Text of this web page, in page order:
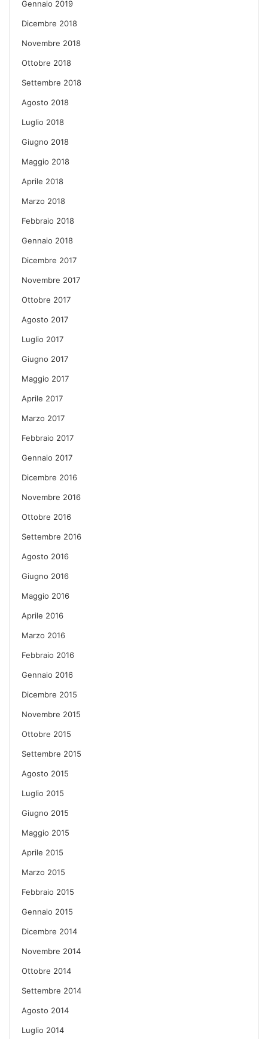
Gennaio 2019
Dicembre 2018
Novembre 2018
Ottobre 2018
Settembre 2018
Agosto 2018
Luglio 2018
Giugno 2018
Maggio 2018
Aprile 2018
Marzo 2018
Febbraio 2018
Gennaio 2018
Dicembre 2017
Novembre 2017
Ottobre 2017
Agosto 2017
Luglio 2017
Giugno 2017
Maggio 2017
Aprile 2017
Marzo 2017
Febbraio 2017
Gennaio 2017
Dicembre 2016
Novembre 2016
Ottobre 2016
Settembre 2016
Agosto 2016
Giugno 2016
Maggio 2016
Aprile 2016
Marzo 2016
Febbraio 2016
Gennaio 2016
Dicembre 2015
Novembre 2015
Ottobre 2015
Settembre 2015
Agosto 2015
Luglio 2015
Giugno 2015
Maggio 2015
Aprile 2015
Marzo 2015
Febbraio 2015
Gennaio 2015
Dicembre 2014
Novembre 2014
Ottobre 2014
Settembre 2014
Agosto 2014
Luglio 2014